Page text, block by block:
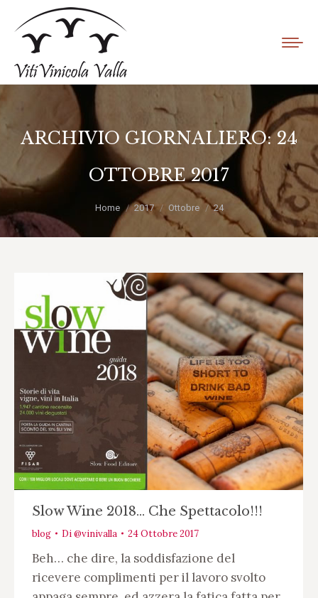
ARCHIVIO GIORNALIERO:24
OTTOBRE 2017
Tu sei qui:
Home 2017 Ottobre 24
Slow Wine 2018… Che Spettacolo!!!
blog Di@vinivalla 24 Ottobre 2017
Beh… che dire, la soddisfazione del
ricevere complimenti per il lavoro svolto